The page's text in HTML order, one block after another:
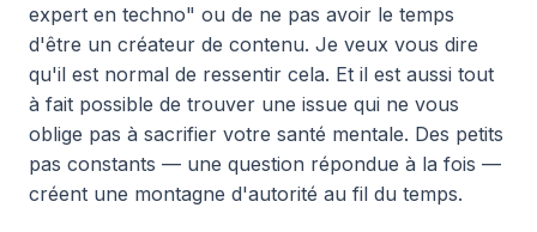
expert en techno" ou de ne pas avoir le temps
d'être un créateur de contenu. Je veux vous dire
qu'il est normal de ressentir cela. Et il est aussi tout
à fait possible de trouver une issue qui ne vous
oblige pas à sacrifier votre santé mentale. Des petits
pas constants — une question répondue à la fois —
créent une montagne d'autorité au fil du temps.